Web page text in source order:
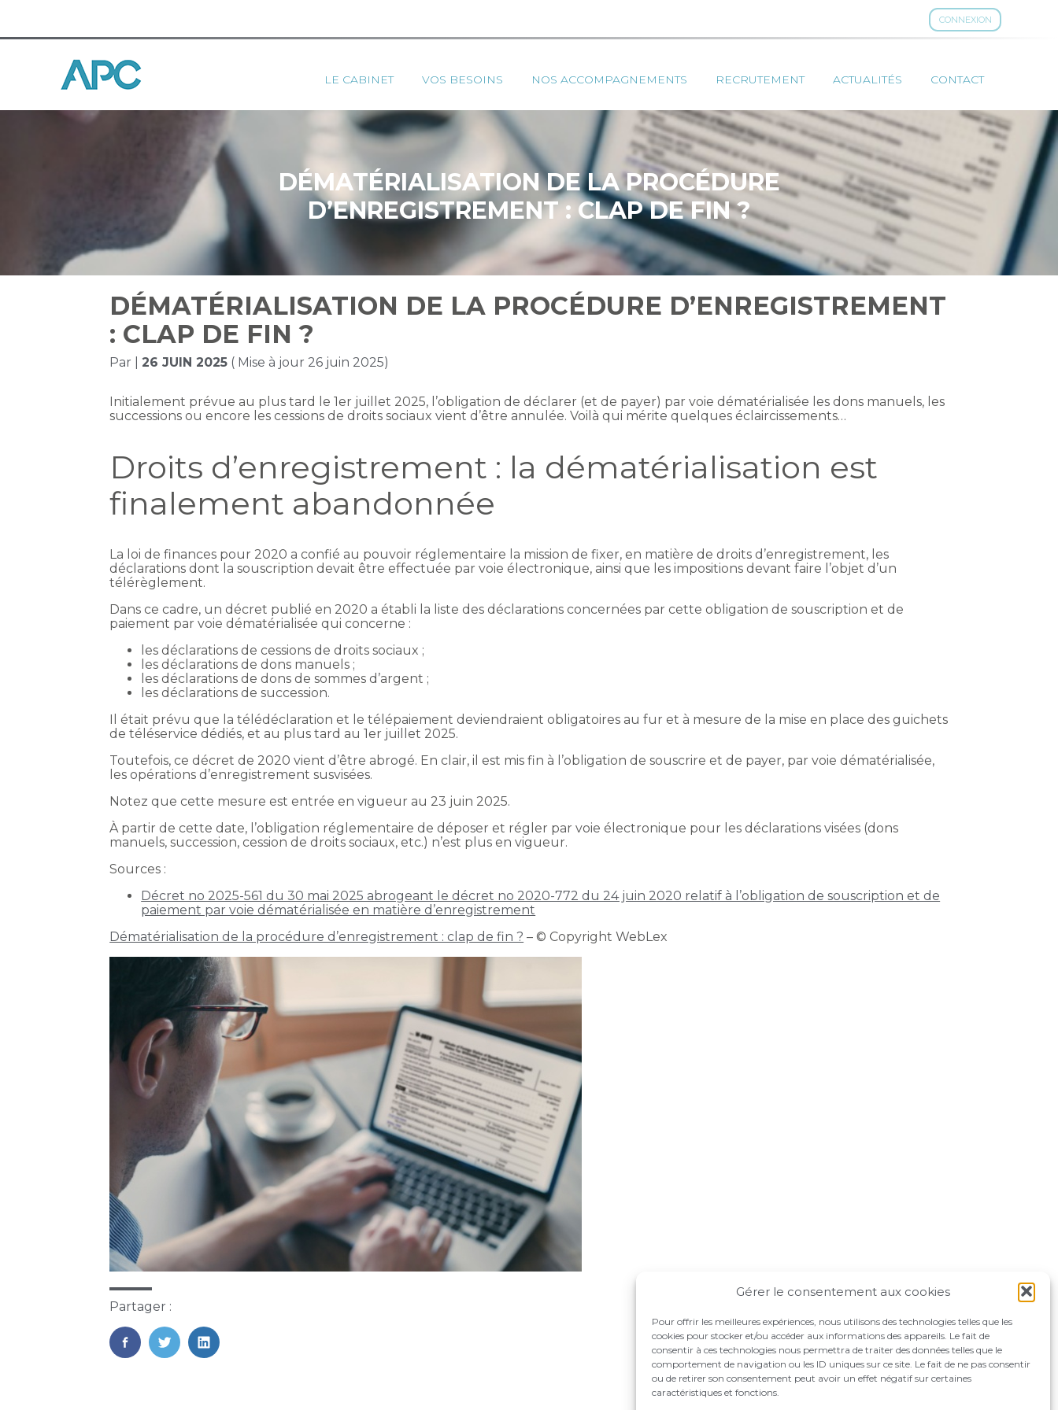
Gérer le consentement aux cookies
Pour offrir les meilleures expériences, nous utilisons des technologies telles que les
cookies pour stocker et/ou accéder aux informations des appareils. Le fait de
consentir à ces technologies nous permettra de traiter des données telles que le
comportement de navigation ou les ID uniques sur ce site. Le fait de ne pas consentir
ou de retirer son consentement peut avoir un effet négatif sur certaines
caractéristiques et fonctions.
CONNEXION
au
contenu
Principal
LE CABINET VOS BESOINS NOS ACCOMPAGNEMENTS RECRUTEMENT ACTUALITÉS CONTACT
DÉMATÉRIALISATION DE LA PROCÉDURE
D’ENREGISTREMENT : CLAP DE FIN ?
DÉMATÉRIALISATION DE LA PROCÉDURE D’ENREGISTREMENT
: CLAP DE FIN ?
Par |26 JUIN 2025 ( Mise à jour 26 juin 2025)
Initialement prévue au plus tard le 1er juillet 2025, l’obligation de déclarer (et de payer) par voie dématérialisée les dons manuels, les
successions ou encore les cessions de droits sociaux vient d’être annulée. Voilà qui mérite quelques éclaircissements…
Droits d’enregistrement : la dématérialisation est
finalement abandonnée
La loi de finances pour 2020 a confié au pouvoir réglementaire la mission de fixer, en matière de droits d’enregistrement, les
déclarations dont la souscription devait être effectuée par voie électronique, ainsi que les impositions devant faire l’objet d’un
télérèglement.
Dans ce cadre, un décret publié en 2020 a établi la liste des déclarations concernées par cette obligation de souscription et de
paiement par voie dématérialisée qui concerne :
les déclarations de cessions de droits sociaux ;
les déclarations de dons manuels ;
les déclarations de dons de sommes d’argent ;
les déclarations de succession.
Il était prévu que la télédéclaration et le télépaiement deviendraient obligatoires au fur et à mesure de la mise en place des guichets
de téléservice dédiés, et au plus tard au 1er juillet 2025.
Toutefois, ce décret de 2020 vient d’être abrogé. En clair, il est mis fin à l’obligation de souscrire et de payer, par voie dématérialisée,
les opérations d’enregistrement susvisées.
Notez que cette mesure est entrée en vigueur au 23 juin 2025.
À partir de cette date, l’obligation réglementaire de déposer et régler par voie électronique pour les déclarations visées (dons
manuels, succession, cession de droits sociaux, etc.) n’est plus en vigueur.
Sources :
Décret no 2025-561 du 30 mai 2025 abrogeant le décret no 2020-772 du 24 juin 2020 relatif à l’obligation de souscription et de
paiement par voie dématérialisée en matière d’enregistrement
Dématérialisation de la procédure d’enregistrement : clap de fin ? – © Copyright WebLex
Partager :
FaceBook
TwitterLinkedIn